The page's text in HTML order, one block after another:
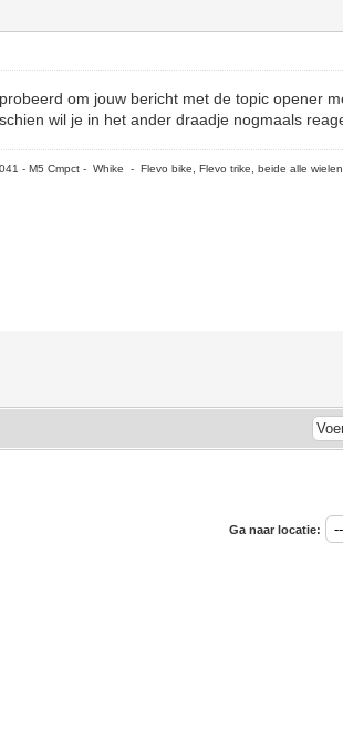
om jouw bericht met de topic opener
wil je in het ander draadje nogmaals
- M5 Cmpct - Whike - Flevo bike, Flevo trike, beide alle
Ga naar locatie: